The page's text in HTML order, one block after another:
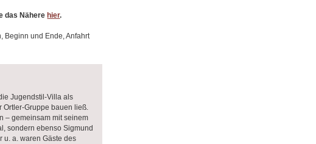
das Nähere hier.
Beginn und Ende, Anfahrt
Jugendstil-Villa als
Ortler-Gruppe bauen ließ.
– gemeinsam mit seinem
sondern ebenso Sigmund
u. a. waren Gäste des